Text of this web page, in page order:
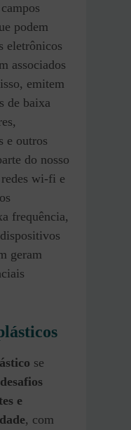
podem
eletrônicos
associados
emitem
de baixa
e outros
do nosso
wi-fi e
frequência,
geram
se
desafios
e
, com